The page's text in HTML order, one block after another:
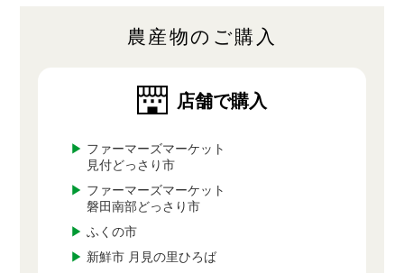
農産物のご購入
店舗で購入
▶ ファーマーズマーケット
見付どっさり市
▶ ファーマーズマーケット
磐田南部どっさり市
▶ ふくの市
▶ 新鮮市 月見の里ひろば